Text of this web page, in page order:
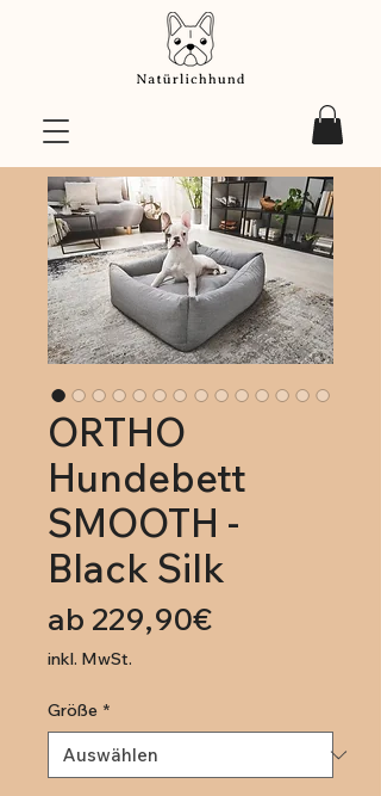
ORTHO
Hundebett
SMOOTH -
Black Silk
ab 229,90€Sale-
inkl. MwSt.
Größe *